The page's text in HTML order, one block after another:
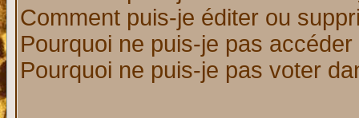
Comment puis-je éditer ou
Pourquoi ne puis-je pas
Pourquoi ne puis-je pas voter